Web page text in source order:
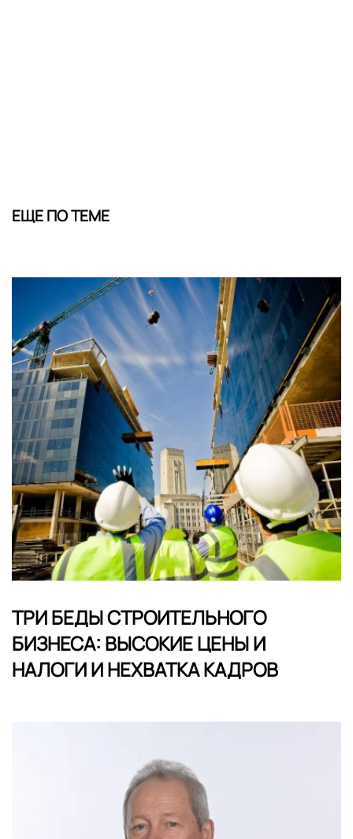
ЕЩЕ ПО ТЕМЕ
ТРИ БЕДЫ СТРОИТЕЛЬНОГО
БИЗНЕСА: ВЫСОКИЕ ЦЕНЫ И
НАЛОГИ И НЕХВАТКА КАДРОВ